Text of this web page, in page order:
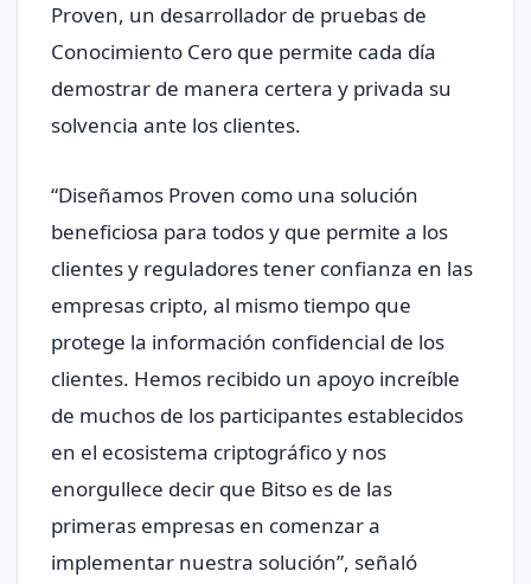
Proven, un desarrollador de pruebas de
Conocimiento Cero que permite cada día
demostrar de manera certera y privada su
solvencia ante los clientes.
“Diseñamos Proven como una solución
beneficiosa para todos y que permite a los
clientes y reguladores tener confianza en las
empresas cripto, al mismo tiempo que
protege la información confidencial de los
clientes. Hemos recibido un apoyo increíble
de muchos de los participantes establecidos
en el ecosistema criptográfico y nos
enorgullece decir que Bitso es de las
primeras empresas en comenzar a
implementar nuestra solución”, señaló